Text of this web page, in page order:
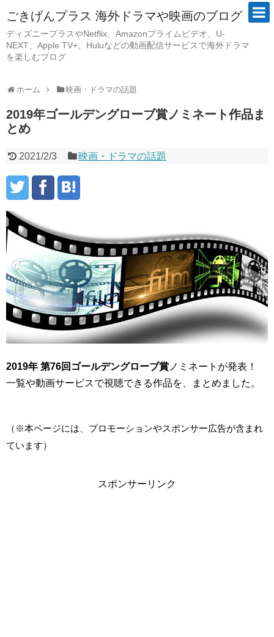
ごきげんプラス 海外ドラマや映画のブログ
ディズニープラスやNetflix、Amazonプライムビデオ、U-
NEXT、Apple TV+、Huluなどの動画配信サービスで海外ドラマ
を楽しむブログ
ホーム 映画・ドラマの話題
2019年ゴールデングローブ賞ノミネート作品ま
とめ
2021/2/3 映画・ドラマの話題
2019年 第76回ゴールデングローブ賞 ノミネートが発表！
一覧や動画サービスで視聴できる作品を、まとめました。
（※本ページには、プロモーションやスポンサー広告が含まれ
ています）
スポンサーリンク